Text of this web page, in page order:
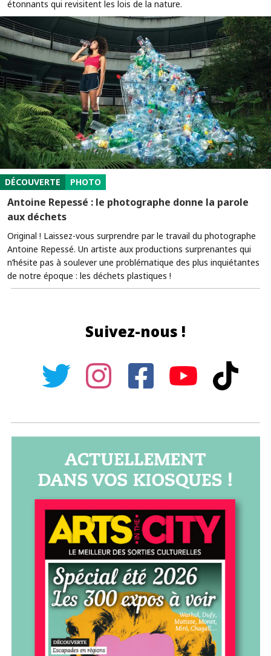
étonnants qui revisitent les lois de la nature.
DÉCOUVERTE PHOTO
Antoine Repessé : le photographe donne la parole
aux déchets
Original ! Laissez-vous surprendre par le travail du photographe
Antoine Repessé. Un artiste aux productions surprenantes qui
n’hésite pas à soulever une problématique des plus inquiétantes
de notre époque : les déchets plastiques !
Suivez-nous !